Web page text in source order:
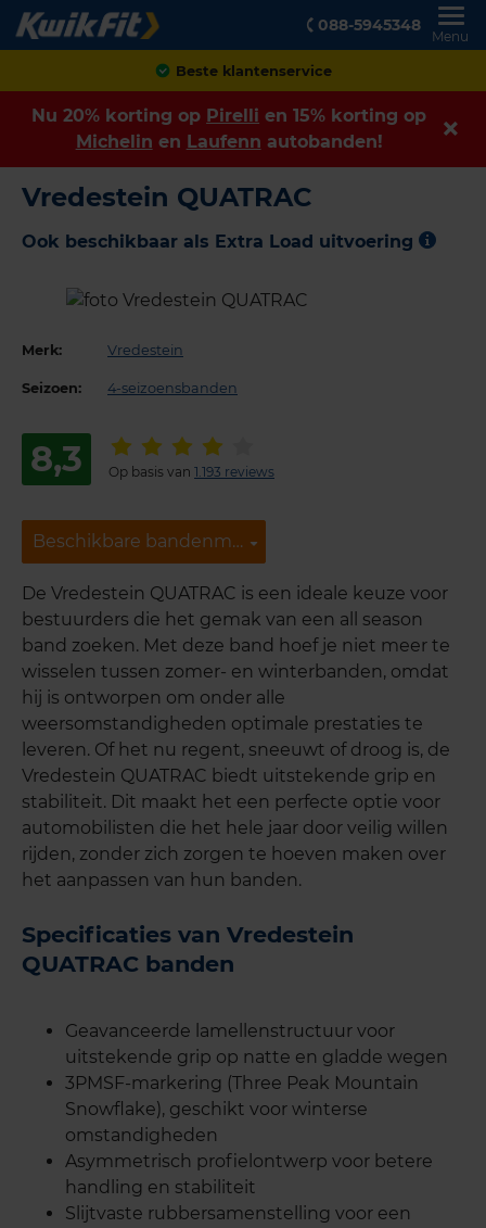
088-5945348
Menu
Achteraf betalen
Nu 20% korting op Pirelli en 15% korting op
Michelin en Laufenn autobanden!
Vredestein QUATRAC
Ook beschikbaar als Extra Load uitvoering
Merk: Vredestein
Seizoen: 4-seizoensbanden
8,3 Op basis van 1.193 reviews
Beschikbare bandenmaten
Beschikbare bandenmaten
De Vredestein QUATRAC is een ideale keuze voor
bestuurders die het gemak van een all season
band zoeken. Met deze band hoef je niet meer te
wisselen tussen zomer- en winterbanden, omdat
hij is ontworpen om onder alle
weersomstandigheden optimale prestaties te
leveren. Of het nu regent, sneeuwt of droog is, de
Vredestein QUATRAC biedt uitstekende grip en
stabiliteit. Dit maakt het een perfecte optie voor
automobilisten die het hele jaar door veilig willen
rijden, zonder zich zorgen te hoeven maken over
het aanpassen van hun banden.
Specificaties van Vredestein
QUATRAC banden
Geavanceerde lamellenstructuur voor
uitstekende grip op natte en gladde wegen
3PMSF-markering (Three Peak Mountain
Snowflake), geschikt voor winterse
omstandigheden
Asymmetrisch profielontwerp voor betere
handling en stabiliteit
Slijtvaste rubbersamenstelling voor een